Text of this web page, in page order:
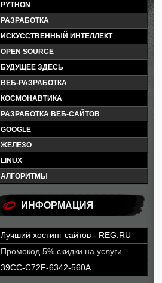
PYTHON
РАЗРАБОТКА
ИСКУССТВЕННЫЙ ИНТЕЛЛЕКТ
OPEN SOURCE
БУДУЩЕЕ ЗДЕСЬ
ВЕБ-РАЗРАБОТКА
КОСМОНАВТИКА
РАЗРАБОТКА ВЕБ-САЙТОВ
GOOGLE
ЖЕЛЕЗО
LINUX
АЛГОРИТМЫ
ИНФОРМАЦИЯ
Лучший хостинг сайтов - REG.RU
Промокод 5% скидки на услуги
39CC-C72F-6342-560A